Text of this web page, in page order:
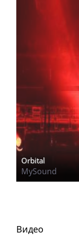
Orbital
MySound
Видео